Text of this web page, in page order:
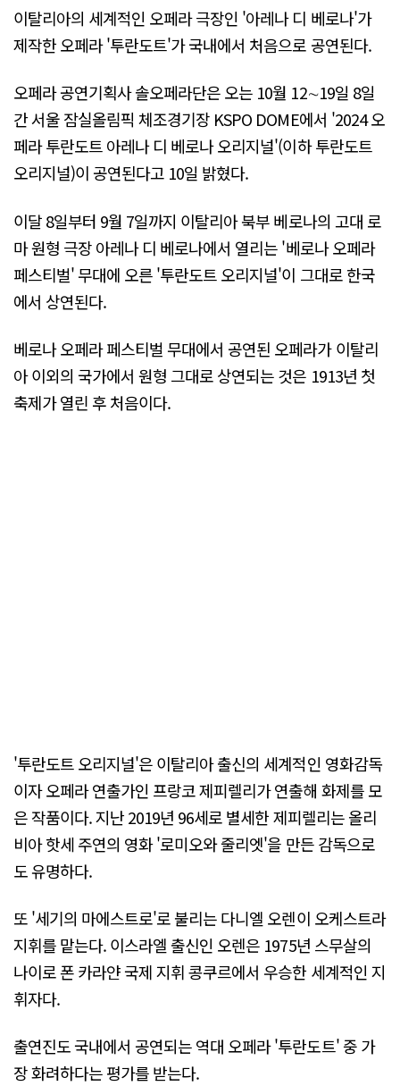
이탈리아의 세계적인 오페라 극장인 '아레나 디 베로나'가
제작한 오페라 '투란도트'가 국내에서 처음으로 공연된다.
오페라 공연기획사 솔오페라단은 오는 10월 12∼19일 8일
간 서울 잠실올림픽 체조경기장 KSPO DOME에서 '2024 오
페라 투란도트 아레나 디 베로나 오리지널'(이하 투란도트
오리지널)이 공연된다고 10일 밝혔다.
이달 8일부터 9월 7일까지 이탈리아 북부 베로나의 고대 로
마 원형 극장 아레나 디 베로나에서 열리는 '베로나 오페라
페스티벌' 무대에 오른 '투란도트 오리지널'이 그대로 한국
에서 상연된다.
베로나 오페라 페스티벌 무대에서 공연된 오페라가 이탈리
아 이외의 국가에서 원형 그대로 상연되는 것은 1913년 첫
축제가 열린 후 처음이다.
'투란도트 오리지널'은 이탈리아 출신의 세계적인 영화감독
이자 오페라 연출가인 프랑코 제피렐리가 연출해 화제를 모
은 작품이다. 지난 2019년 96세로 별세한 제피렐리는 올리
비아 핫세 주연의 영화 '로미오와 줄리엣'을 만든 감독으로
도 유명하다.
또 '세기의 마에스트로'로 불리는 다니엘 오렌이 오케스트라
지휘를 맡는다. 이스라엘 출신인 오렌은 1975년 스무살의
나이로 폰 카라얀 국제 지휘 콩쿠르에서 우승한 세계적인 지
휘자다.
출연진도 국내에서 공연되는 역대 오페라 '투란도트' 중 가
장 화려하다는 평가를 받는다.